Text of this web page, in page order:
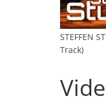
STEFFEN
Track)